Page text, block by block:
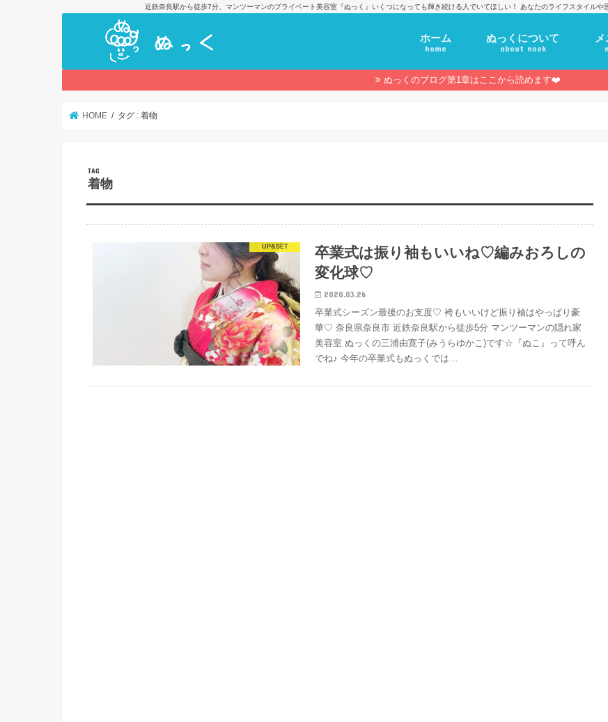
近鉄奈良駅から徒歩7分、マンツーマンのプライベート美容室『ぬっく』いくつになっても輝き続ける人でいてほしい！ あなたのライフスタイル
ホーム
home
ぬっくについて
about nook
ぬっくのブログ第1章はここから読めます❤️
HOME タグ : 着物
TAG
着物
UP&SET
卒業式は振り袖もいいね♡編みおろしの
変化球♡
2020.03.26
卒業式シーズン最後のお支度♡ 袴もいいけど振り袖はやっぱり豪
華♡ 奈良県奈良市 近鉄奈良駅から徒歩5分 マンツーマンの隠れ家
美容室 ぬっくの三浦由寛子(みうらゆかこ)です☆『ぬこ』って呼ん
でね♪ 今年の卒業式もぬっくでは…